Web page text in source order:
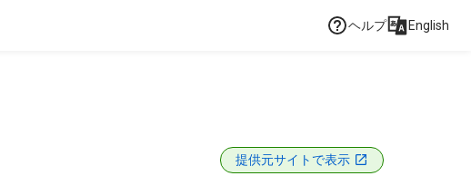
ヘルプ English
提供元サイトで表示